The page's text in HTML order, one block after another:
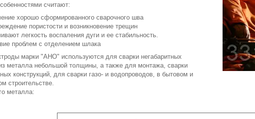
считают:
хорошо сформированного сварочного шва
пористости и возникновение трещин
легкость воспаления дуги и ее стабильность.
проблем с отделением шлака
марки "АНО" используются для сварки негабаритных
металла небольшой толщины, а также для монтажа, сварки
конструкций, для сварки газо- и водопроводов, в бытовом и
строительстве.
металла: